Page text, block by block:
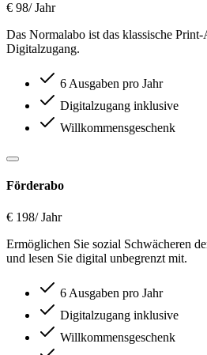
€ 98/ Jahr
Das Normalabo ist das klassische
Digitalzugang.
6 Ausgaben pro Jahr
Digitalzugang inklusive
Willkommensgeschenk
Förderabo
€ 198/ Jahr
Ermöglichen Sie sozial Schwächeren
und lesen Sie digital unbegrenzt mit.
6 Ausgaben pro Jahr
Digitalzugang inklusive
Willkommensgeschenk